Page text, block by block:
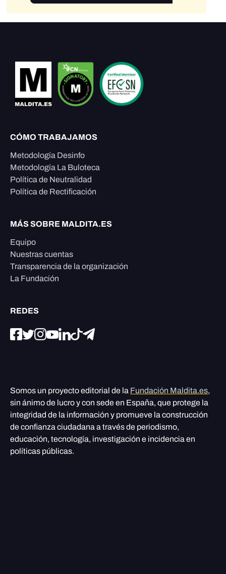
CÓMO TRABAJAMOS
Metodología Desinfo
Metodología La Buloteca
Política de Neutralidad
Política de Rectificación
MÁS SOBRE MALDITA.ES
Equipo
Nuestras cuentas
Transparencia de la organización
La Fundación
REDES
Somos un proyecto editorial de la Fundación Maldita.es,
sin ánimo de lucro y con sede en España, que protege la
integridad de la información y promueve la construcción
de confianza ciudadana a través de periodismo,
educación, tecnología, investigación e incidencia en
políticas públicas.